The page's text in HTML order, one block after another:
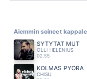
Aiemmin soineet
SYTYTÄT MUT
OLLI HELENIUS
02.55
KOLMAS PYÖRA
CHISU